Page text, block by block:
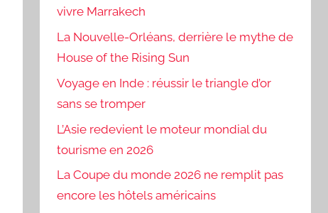
vivre Marrakech
La Nouvelle-Orléans, derrière le mythe de
House of the Rising Sun
Voyage en Inde : réussir le triangle d’or
sans se tromper
L’Asie redevient le moteur mondial du
tourisme en 2026
La Coupe du monde 2026 ne remplit pas
encore les hôtels américains